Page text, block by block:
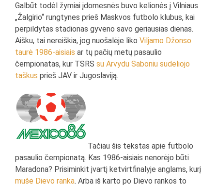
Galbūt todėl žymiai įdomesnės buvo kelionės į Vilniaus
„Žalgirio“ rungtynes prieš Maskvos futbolo klubus, kai
perpildytas stadionas gyveno savo geriausias dienas.
Aišku, tai nereiškia, jog nuošalėje likoViljamo Džonso
taurė 1986-aisiais ar tų pačių metų pasaulio
čempionatas, kur TSRSsu Arvydu Saboniu sudėliojo
taškus prieš JAV ir Jugoslaviją.
Tačiau šis tekstas apie futbolo
pasaulio čempionatą. Kas 1986-aisiais nenorėjo būti
Maradona? Prisiminkit įvartį ketvirtfinalyje anglams, kurį
mušė Dievo ranka. Arba iš karto po Dievo rankos to